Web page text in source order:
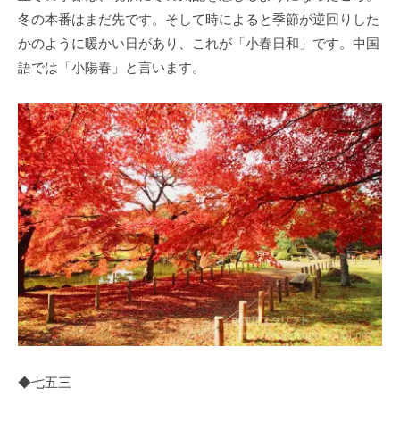
冬の本番はまだ先です。そして時によると季節が逆回りした
かのように暖かい日があり、これが「小春日和」です。中国
語では「小陽春」と言います。
◆七五三